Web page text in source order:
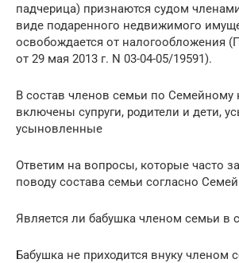
падчерица) признаются судом
виде подаренного недвижимого
освобождается от налогообложения
от 29 мая 2013 г. N 03-04-05/19591).
В состав членов семьи по Семейному
включены супруги, родители и дети,
усыновленные
Ответим на вопросы, которые часто
поводу состава семьи согласно
Является ли бабушка членом семьи в
Бабушка не приходится внуку членом